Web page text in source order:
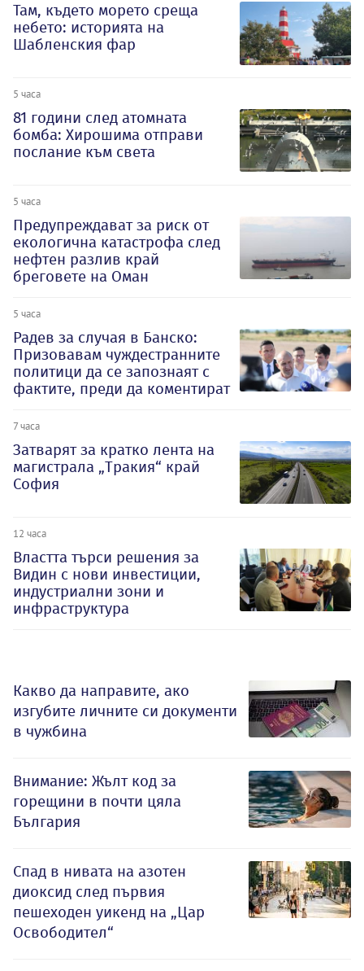
Там, където морето среща
небето: историята на
Шабленския фар
5 часа
81 години след атомната
бомба: Хирошима отправи
послание към света
5 часа
Предупреждават за риск от
екологична катастрофа след
нефтен разлив край
бреговете на Оман
5 часа
Радев за случая в Банско:
Призовавам чуждестранните
политици да се запознаят с
фактите, преди да коментират
7 часа
Затварят за кратко лента на
магистрала „Тракия“ край
София
12 часа
Властта търси решения за
Видин с нови инвестиции,
индустриални зони и
инфраструктура
Какво да направите, ако
изгубите личните си документи
в чужбина
Внимание: Жълт код за
горещини в почти цяла
България
Спад в нивата на азотен
диоксид след първия
пешеходен уикенд на „Цар
Освободител“